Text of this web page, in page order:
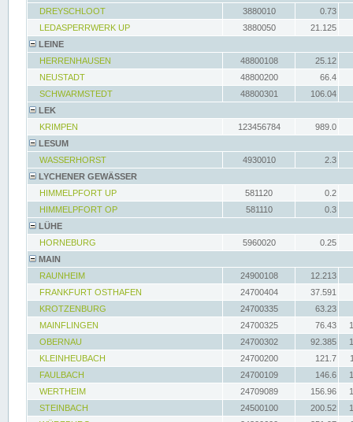
DREYSCHLOOT
3880010
0.73
LEDASPERRWERK UP
3880050
21.125
LEINE
HERRENHAUSEN
48800108
25.12
NEUSTADT
48800200
66.4
SCHWARMSTEDT
48800301
106.04
LEK
KRIMPEN
123456784
989.0
LESUM
WASSERHORST
4930010
2.3
LYCHENER GEWÄSSER
HIMMELPFORT UP
581120
0.2
HIMMELPFORT OP
581110
0.3
LÜHE
HORNEBURG
5960020
0.25
MAIN
RAUNHEIM
24900108
12.213
FRANKFURT OSTHAFEN
24700404
37.591
KROTZENBURG
24700335
63.23
MAINFLINGEN
24700325 76.43
OBERNAU
24700302 92.385
KLEINHEUBACH
24700200 121.7
FAULBACH
24700109 146.6
WERTHEIM
24709089 156.96
STEINBACH
24500100 200.52